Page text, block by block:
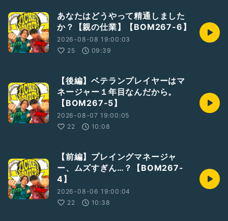
あなたはどうやって精通しました
か？【親の仕業】【BOM267-6】
2026-08-08 19:00:03
25
09:39
【後編】ベテランプレイヤーはマ
ネージャー１年目なんだから。
【BOM267-5】
2026-08-07 19:00:05
22
10:08
【前編】プレイングマネージャ
ー、ムズすぎん…？【BOM267-
4】
2026-08-06 19:00:04
22
10:38